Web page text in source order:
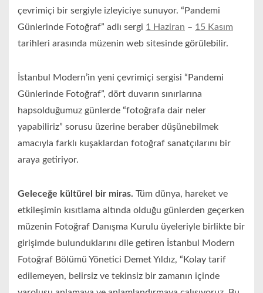
çevrimiçi bir sergiyle izleyiciye sunuyor. “Pandemi
Günlerinde Fotoğraf” adlı sergi 1 Haziran – 15 Kasım
tarihleri arasında müzenin web sitesinde görülebilir.
İstanbul Modern’in yeni çevrimiçi sergisi “Pandemi
Günlerinde Fotoğraf”, dört duvarın sınırlarına
hapsolduğumuz günlerde “fotoğrafa dair neler
yapabiliriz” sorusu üzerine beraber düşünebilmek
amacıyla farklı kuşaklardan fotoğraf sanatçılarını bir
araya getiriyor.
Geleceğe kültürel bir miras. Tüm dünya, hareket ve
etkileşimin kısıtlama altında olduğu günlerden geçerken
müzenin Fotoğraf Danışma Kurulu üyeleriyle birlikte bir
girişimde bulunduklarını dile getiren İstanbul Modern
Fotoğraf Bölümü Yönetici Demet Yıldız, “Kolay tarif
edilemeyen, belirsiz ve tekinsiz bir zamanın içinde